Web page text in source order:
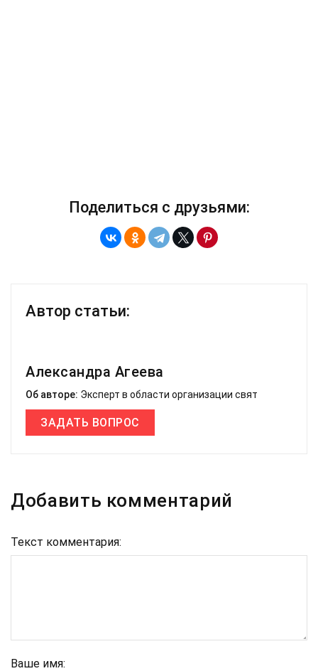
Поделиться с друзьями:
Автор статьи:
Александра Агеева
Об авторе: Эксперт в области организации свят
ЗАДАТЬ ВОПРОС
Добавить комментарий
Текст комментария:
Ваше имя: